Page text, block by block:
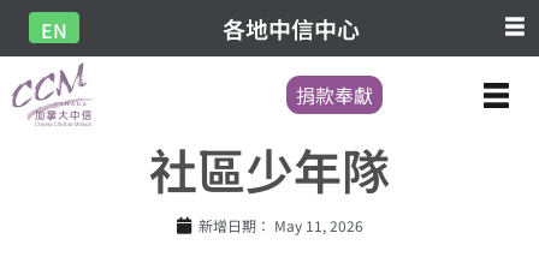
EN 各地中信中心
捐款奉獻
社區少年隊
新增日期： May 11, 2026